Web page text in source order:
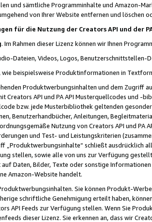
und sämtliche Programminhalte und Amazon-
von Ihrer Website entfernen und löschen
für die Nutzung der Creators API und der
. Im Rahmen dieser Lizenz können wir Ihnen
Dateien, Videos, Logos, Benutzerschnittstellen-
wie beispielsweise Produktinformationen in
Produktwerbungsinhalten und dem Zugriff
Creators API und PA API Musterquellcodes und
bzw. jede Musterbibliothek geltenden
Benutzerhandbücher, Anleitungen,
Nutzung von Creators API und PA
und Test- und Leistungskriterien
„Produktwerbungsinhalte“ schließt ausdrücklich
stellen, sowie alle von uns zur Verfügung
auf Daten, Bilder, Texte oder sonstige
Amazon-Website handelt.
Sie können Produkt-
schriftliche Genehmigung erteilt haben,
API Feeds zur Verfügung stellen. Wenn Sie
dieser Lizenz. Sie erkennen an, dass wir